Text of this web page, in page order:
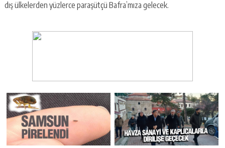
dış ülkelerden yüzlerce paraşütçü Bafra’mıza gelecek.